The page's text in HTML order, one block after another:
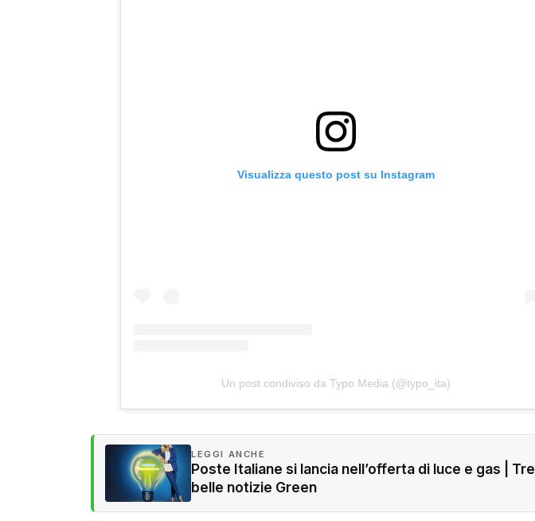
Visualizza questo post su Instagram
Un post condiviso da Typo Media (@typo_ita)
LEGGI ANCHE
Poste Italiane si lancia nell’offerta di luce e gas | Tre
belle notizie Green